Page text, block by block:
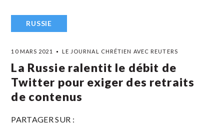
RUSSIE
10 MARS 2021 LE JOURNAL CHRÉTIEN AVEC REUTERS
La Russie ralentit le débit de
Twitter pour exiger des retraits
de contenus
PARTAGER SUR :